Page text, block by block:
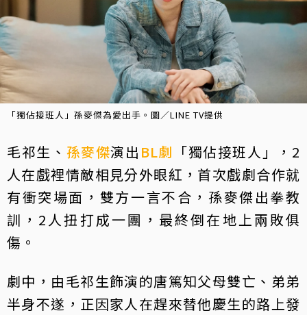
「獨佔接班人」孫麥傑為愛出手。圖／LINE TV提供
毛祁生、 孫麥傑演出 BL劇 「獨佔接班人」，2
人在戲裡情敵相見分外眼紅，首次戲劇合作就
有衝突場面，雙方一言不合，孫麥傑出拳教
訓，2人扭打成一團，最終倒在地上兩敗俱
傷。
劇中，由毛祁生飾演的唐篤知父母雙亡、弟弟
半身不遂，正因家人在趕來替他慶生的路上發